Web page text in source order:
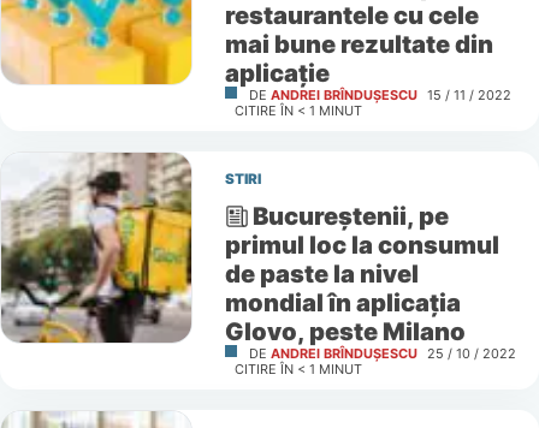
restaurantele cu cele
mai bune rezultate din
aplicație
DE ANDREI BRÎNDUȘESCU 15 / 11 / 2022
CITIRE ÎN < 1 MINUT
STIRI
Bucureștenii, pe
primul loc la consumul
de paste la nivel
mondial în aplicația
Glovo, peste Milano
DE ANDREI BRÎNDUȘESCU 25 / 10 / 2022
CITIRE ÎN < 1 MINUT